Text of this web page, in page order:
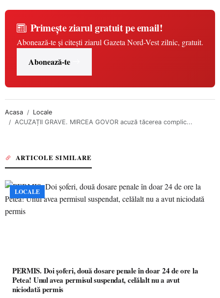
Primește ziarul gratuit pe email!
Abonează-te și citești ziarul Gazeta Nord-Vest zilnic, gratuit.
Abonează-te
Acasa
Locale
ACUZAȚII GRAVE. MIRCEA GOVOR acuză tăcerea complic...
ARTICOLE SIMILARE
LOCALE
PERMIS. Doi șoferi, două dosare penale în doar 24 de ore la
Petea! Unul avea permisul suspendat, celălalt nu a avut
niciodată permis